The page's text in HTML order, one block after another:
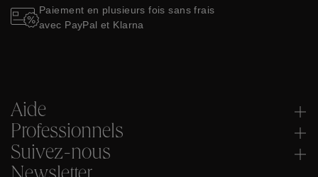
Paiement en plusieurs fois sans frais
avec PayPal et Klarna
Aide
Professionnels
Suivez-nous